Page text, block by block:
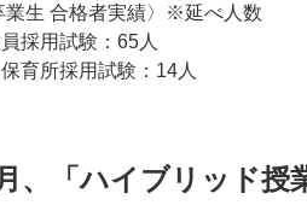
業生 合格者実績〉※延べ人数
採用試験：65人
育所採用試験：14人
、「ハイブリッド授